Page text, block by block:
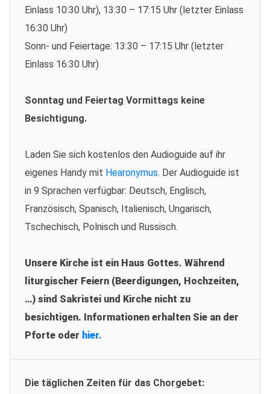
Einlass 10:30 Uhr), 13:30 – 17:15 Uhr (letzter Einlass
16:30 Uhr)
Sonn- und Feiertage: 13:30 – 17:15 Uhr (letzter
Einlass 16:30 Uhr)
Sonntag und Feiertag Vormittags keine
Besichtigung.
Laden Sie sich kostenlos den Audioguide auf ihr
eigenes Handy mit Hearonymus. Der Audioguide ist
in 9 Sprachen verfügbar: Deutsch, Englisch,
Französisch, Spanisch, Italienisch, Ungarisch,
Tschechisch, Polnisch und Russisch.
Unsere Kirche ist ein Haus Gottes. Während
liturgischer Feiern (Beerdigungen, Hochzeiten,
…) sind Sakristei und Kirche nicht zu
besichtigen. Informationen erhalten Sie an der
Pforte oder hier.
Die täglichen Zeiten für das Chorgebet: